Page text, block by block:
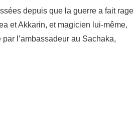
depuis que la guerre a fait rage
et Akkarin, et magicien lui-même,
l’ambassadeur au Sachaka,